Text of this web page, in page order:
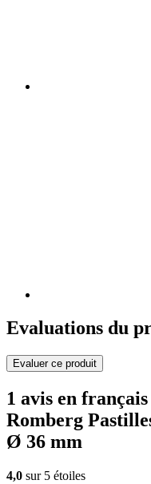
Evaluations du
Evaluer ce produit
1 avis en
Romberg
Ø 36 mm
4,0 sur 5 étoiles